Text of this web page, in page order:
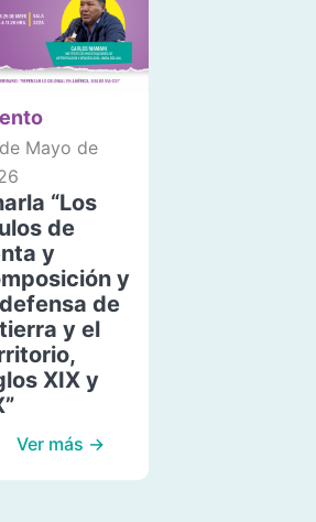
Mayo de
“Los
de
y
y
de
y el
XIX y
Ver más →